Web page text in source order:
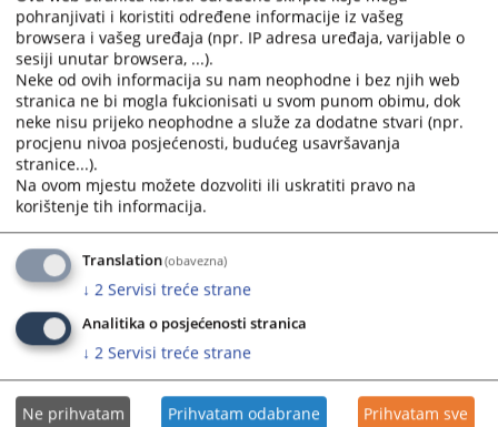
Priručnik “Postupanje u slučajevima
femicida” predstavljen u Bihaću
(10. septembar 2024. godine, Bihać) Danas su predstavnici
AIRE centra u Bihaću predstavili priručnik za pravosuđe
„Postupanje u slučajevima femicida“ sudijama i sutkinjama
Kantonalnog suda u Bihaću, Kantonalnog suda u Livnu,
Bihaću..............
12.09.2024.
Obavjestenje
Obavijest
pohranjivati i koristiti određene informacije iz vašeg
browsera i vašeg uređaja (npr. IP adresa uređaja, varijable o
sesiji unutar browsera, ...).
Neke od ovih informacija su nam neophodne i bez njih web
stranica ne bi mogla fukcionisati u svom punom obimu, dok
neke nisu prijeko neophodne a služe za dodatne stvari (npr.
procjenu nivoa posjećenosti, budućeg usavršavanja
stranice...).
Na ovom mjestu možete dozvoliti ili uskratiti pravo na
korištenje tih informacija.
Translation(obavezna)
↓ 2 Servisi treće strane
Analitika o posjećenosti stranica
↓ 2 Servisi treće strane
Ne prihvatam Prihvatam odabrane Prihvatam sve